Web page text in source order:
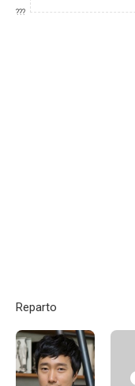
???
Reparto